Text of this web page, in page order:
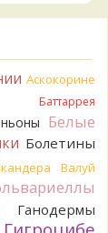
целиком и
и еще
и
Аскокорине
Баттаррея
Белые
Болетины
Валуй
Ганодермы